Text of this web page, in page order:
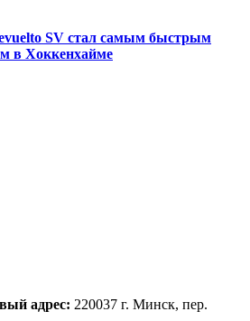
SV стал самым быстрым
в Хоккенхайме
адрес: 220037 г. Минск, пер.